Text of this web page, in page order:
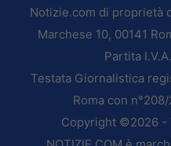
Notizie.com di proprietà
Marchese 10, 00141
Partita
Testata Giornalistica
Roma con
Copyright ©2026 -